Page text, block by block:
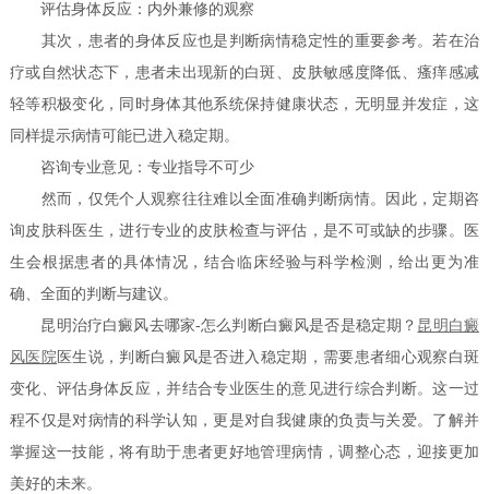
评估身体反应：内外兼修的观察
其次，患者的身体反应也是判断病情稳定性的重要参考。若在治
疗或自然状态下，患者未出现新的白斑、皮肤敏感度降低、瘙痒感减
轻等积极变化，同时身体其他系统保持健康状态，无明显并发症，这
同样提示病情可能已进入稳定期。
咨询专业意见：专业指导不可少
然而，仅凭个人观察往往难以全面准确判断病情。因此，定期咨
询皮肤科医生，进行专业的皮肤检查与评估，是不可或缺的步骤。医
生会根据患者的具体情况，结合临床经验与科学检测，给出更为准
确、全面的判断与建议。
昆明治疗白癜风去哪家-怎么判断白癜风是否是稳定期？ 昆明白癜
风医院 医生说，判断白癜风是否进入稳定期，需要患者细心观察白斑
变化、评估身体反应，并结合专业医生的意见进行综合判断。这一过
程不仅是对病情的科学认知，更是对自我健康的负责与关爱。了解并
掌握这一技能，将有助于患者更好地管理病情，调整心态，迎接更加
美好的未来。